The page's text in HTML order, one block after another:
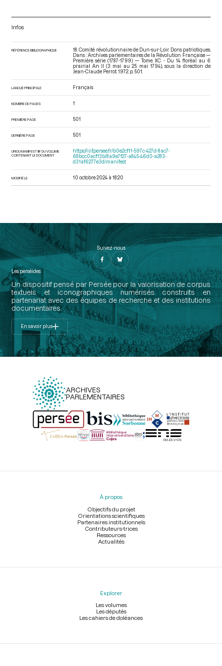
Infos
RÉFÉRENCE BIBLIOGRAPHIQUE
18. Comité révolutionnaire de Dun-sur-Loir. Dons patriotiques.
Dans : Archives parlementaires de la Révolution Française —
Première série (1787-1799) — Tome XC - Du 14 floréal au 6
prairial An II (3 mai au 25 mai 1794), sous la direction de
Jean-Claude Perrot. 1972. p. 501.
LANGUE PRINCIPALE Français
NOMBRE DE PAGES 1
PREMIÈRE PAGE 501
DERNIÈRE PAGE 501
URI DU MANIFEST IIIF DU VOLUME
CONTENANT LE DOCUMENT
https://iiif.persee.fr/b0e2cf11-597c-427d-8ac7-
68bcc0acf13b/8a9e7f27-a845-46d0-a283-
d31af6277e3d/manifest
MODIFIÉ LE 10 octobre 2024 à 18:20
Suivez-nous
Les perséides
Un dispositif pensé par Persée pour la valorisation de corpus
textuels et iconographiques numérisés construits en
partenariat avec des équipes de recherche et des institutions
documentaires.
En savoir plus
ARCHIVES
PARLEMENTAIRES
Menu
À propos
Objectifs du projet
Orientations scientifiques
Partenaires institutionnels
Contributeurs-trices
Ressources
Actualités
Explorer
Les volumes
Les députés
Les cahiers de doléances